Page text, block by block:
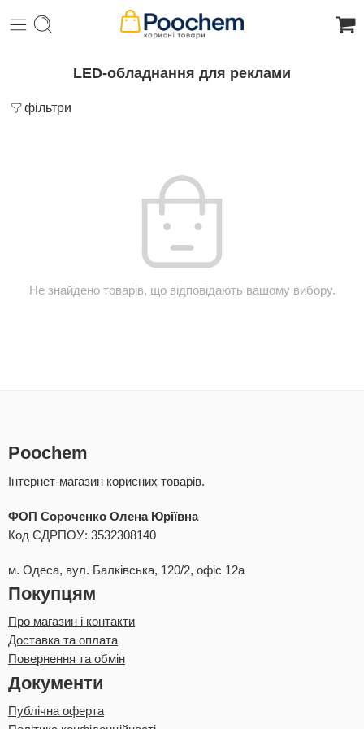
LED-обладнання для реклами
фільтри
Не знайдено товарів, що відповідають вашому вибору.
Poochem
Інтернет-магазин корисних товарів.
ФОП Сороченко Олена Юріївна
Код ЄДРПОУ: 3532308140
м. Одеса, вул. Балківська, 120/2, офіс 12а
Покупцям
Про магазин і контакти
Доставка та оплата
Повернення та обмін
Документи
Публічна оферта